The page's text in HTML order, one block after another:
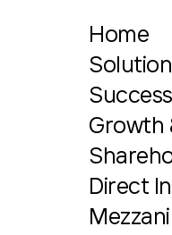
Home
Growth
Direct